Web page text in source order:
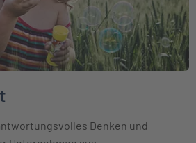
Denken und